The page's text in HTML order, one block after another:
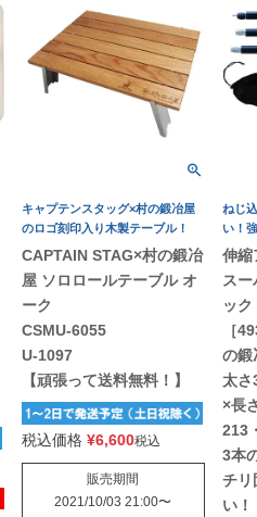
キャプテンスタッグ×村の鍛冶屋
のロゴ刻印入り木製テーブル！
CAPTAIN STAG×村の鍛冶
屋 ソロロールテーブル オ
ーク
CSMU-6055
U-1097
【頑張って送料無料！】
税込価格 ¥6,600税込
販売期間
2021/10/03 21:00〜
ねじ
い！
伸
ス
ッ
［
の鍛
太さ
×長
213
3本
チリ
い！